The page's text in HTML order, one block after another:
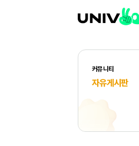
커뮤니티
자유게시판